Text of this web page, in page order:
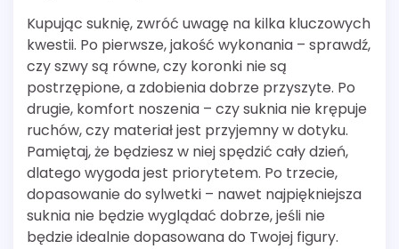
Kupując suknię, zwróć uwagę na kilka kluczowych
kwestii. Po pierwsze, jakość wykonania – sprawdź,
czy szwy są równe, czy koronki nie są
postrzępione, a zdobienia dobrze przyszyte. Po
drugie, komfort noszenia – czy suknia nie krępuje
ruchów, czy materiał jest przyjemny w dotyku.
Pamiętaj, że będziesz w niej spędzić cały dzień,
dlatego wygoda jest priorytetem. Po trzecie,
dopasowanie do sylwetki – nawet najpiękniejsza
suknia nie będzie wyglądać dobrze, jeśli nie
będzie idealnie dopasowana do Twojej figury.